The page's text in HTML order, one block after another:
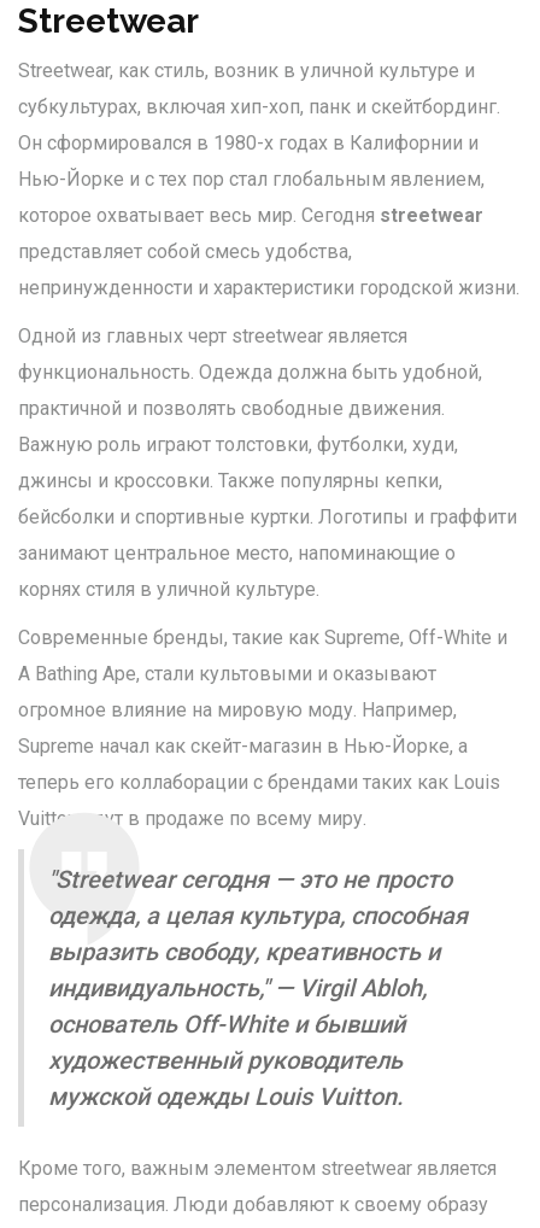
Streetwear
Streetwear, как стиль, возник в уличной культуре и
субкультурах, включая хип-хоп, панк и скейтбординг.
Он сформировался в 1980-х годах в Калифорнии и
Нью-Йорке и с тех пор стал глобальным явлением,
которое охватывает весь мир. Сегодня streetwear
представляет собой смесь удобства,
непринужденности и характеристики городской жизни.
Одной из главных черт streetwear является
функциональность. Одежда должна быть удобной,
практичной и позволять свободные движения.
Важную роль играют толстовки, футболки, худи,
джинсы и кроссовки. Также популярны кепки,
бейсболки и спортивные куртки. Логотипы и граффити
занимают центральное место, напоминающие о
корнях стиля в уличной культуре.
Современные бренды, такие как Supreme, Off-White и
A Bathing Ape, стали культовыми и оказывают
огромное влияние на мировую моду. Например,
Supreme начал как скейт-магазин в Нью-Йорке, а
теперь его коллаборации с брендами таких как Louis
Vuitton идут в продаже по всему миру.
"Streetwear сегодня — это не просто
одежда, а целая культура, способная
выразить свободу, креативность и
индивидуальность," — Virgil Abloh,
основатель Off-White и бывший
художественный руководитель
мужской одежды Louis Vuitton.
Кроме того, важным элементом streetwear является
персонализация. Люди добавляют к своему образу